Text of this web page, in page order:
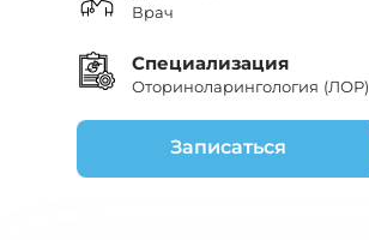
Врач
Специализация
Оториноларингология (ЛОР)
Записаться